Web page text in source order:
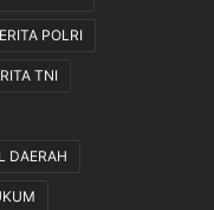
POLRI
TNI
DAERAH